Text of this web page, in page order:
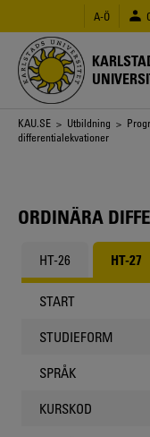
huvudinnehåll
A-Ö
Länkstig
KAU.SE > Utbildning >
differentialekvationer
ORDINÄRA
HT-26 HT-27
START
STUDIEFORM
SPRÅK
KURSKOD